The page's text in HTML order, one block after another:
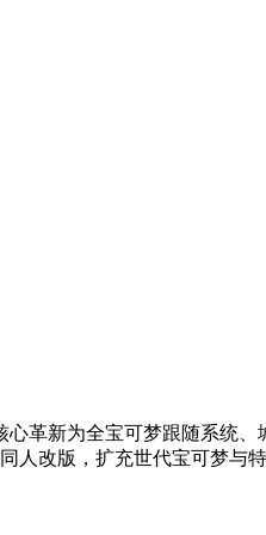
革新为全宝可梦跟随系统、
人改版，扩充世代宝可梦与